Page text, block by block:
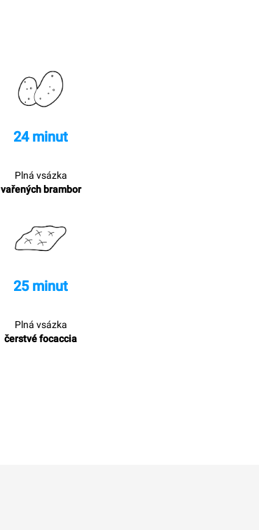
24 minut
Plná vsázka
vařených brambor
25 minut
Plná vsázka
čerstvé focaccia